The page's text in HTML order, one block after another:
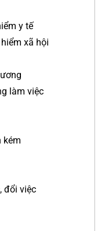
y tế
xã hội
làm việc
kém
đổi việc